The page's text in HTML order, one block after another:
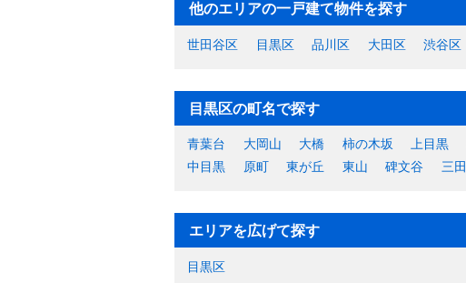
他のエリアの一戸建て物件を探す
世田谷区 目黒区 品川区 大田区 渋谷区
目黒区の町名で探す
青葉台 大岡山 大橋 柿の木坂 上目黒
中目黒
原町 東が丘 東山 碑文谷 三田
エリアを広げて探す
目黒区